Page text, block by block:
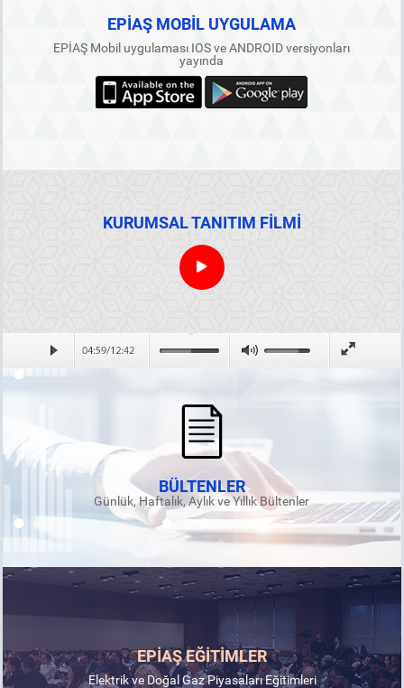
EPİAŞ MOBİL UYGULAMA
EPİAŞ Mobil uygulaması IOS ve ANDROID versiyonları
yayında
KURUMSAL TANITIM FİLMİ
BÜLTENLER
Günlük, Haftalık, Aylık ve Yıllık Bültenler
EPİAŞ EĞİTİMLER
Elektrik ve Doğal Gaz Piyasaları Eğitimleri